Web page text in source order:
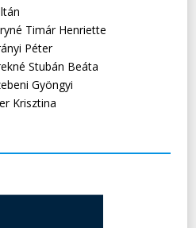
Timár Henriette
Péter
Stubán Beáta
Gyöngyi
Krisztina